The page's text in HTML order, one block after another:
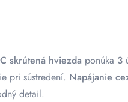
skrútená hviezda ponúka 3
pri sústredení. Napájanie
detail.